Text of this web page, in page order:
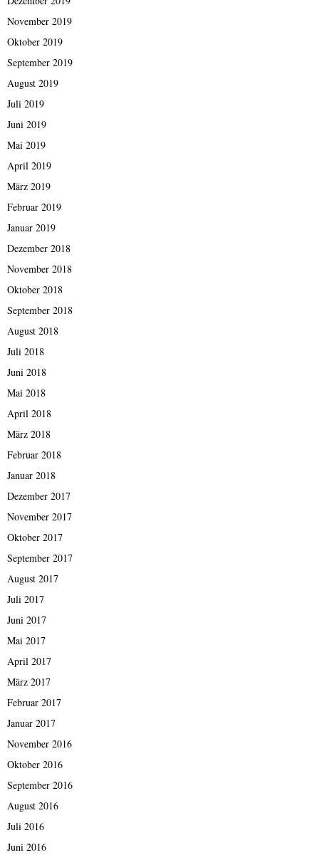
November 2019
Oktober 2019
September 2019
August 2019
Juli 2019
Juni 2019
Mai 2019
April 2019
März 2019
Februar 2019
Januar 2019
Dezember 2018
November 2018
Oktober 2018
September 2018
August 2018
Juli 2018
Juni 2018
Mai 2018
April 2018
März 2018
Februar 2018
Januar 2018
Dezember 2017
November 2017
Oktober 2017
September 2017
August 2017
Juli 2017
Juni 2017
Mai 2017
April 2017
März 2017
Februar 2017
Januar 2017
November 2016
Oktober 2016
September 2016
August 2016
Juli 2016
Juni 2016